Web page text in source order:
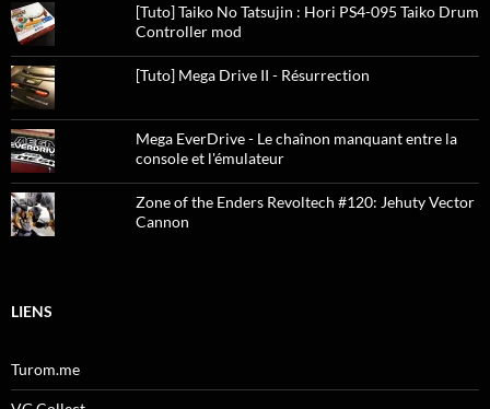
[Tuto] Taiko No Tatsujin : Hori PS4-095 Taiko Drum
Controller mod
[Tuto] Mega Drive II - Résurrection
Mega EverDrive - Le chaînon manquant entre la
console et l'émulateur
Zone of the Enders Revoltech #120: Jehuty Vector
Cannon
LIENS
Turom.me